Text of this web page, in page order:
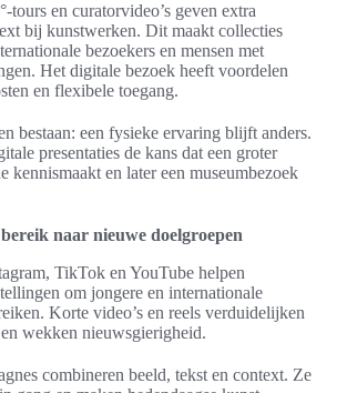
tours en curatorvideo’s geven extra
bij kunstwerken. Dit maakt collecties
bezoekers en mensen met
Het digitale bezoek heeft voordelen
en flexibele toegang.
bestaan: een fysieke ervaring blijft anders.
presentaties de kans dat een groter
kennismaakt en later een museumbezoek
naar nieuwe doelgroepen
TikTok en YouTube helpen
om jongere en internationale
Korte video’s en reels verduidelijken
wekken nieuwsgierigheid.
combineren beeld, tekst en context. Ze